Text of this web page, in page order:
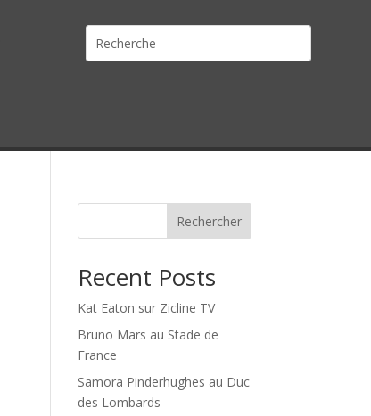
Rechercher
Recent Posts
Kat Eaton sur Zicline TV
Bruno Mars au Stade de
France
Samora Pinderhughes au Duc
des Lombards